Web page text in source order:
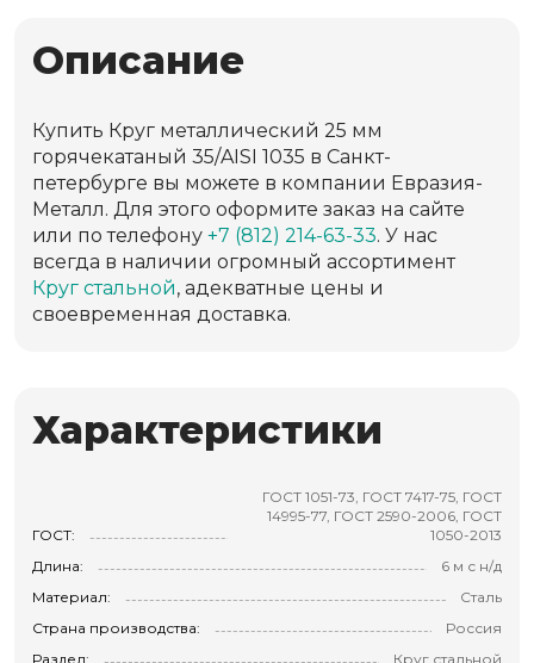
Описание
Купить Круг металлический 25 мм
горячекатаный 35/AISI 1035 в Санкт-
петербурге вы можете в компании Евразия-
Металл. Для этого оформите заказ на сайте
или по телефону +7 (812) 214-63-33. У нас
всегда в наличии огромный ассортимент
Круг стальной, адекватные цены и
своевременная доставка.
Характеристики
ГОСТ:
ГОСТ 1051-73, ГОСТ 7417-75, ГОСТ
14995-77, ГОСТ 2590-2006, ГОСТ
1050-2013
Длина:
6 м с н/д
Материал:
Сталь
Страна производства:
Россия
Раздел:
Круг стальной